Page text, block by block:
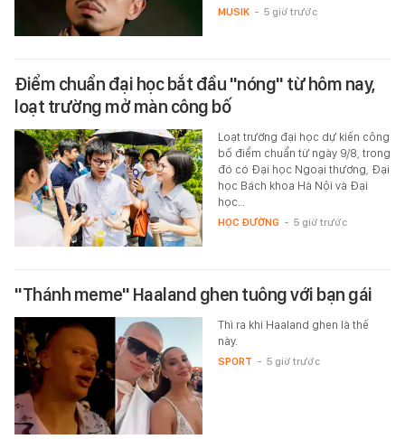
MUSIK - 5 giờ trước
Điểm chuẩn đại học bắt đầu "nóng" từ hôm nay,
loạt trường mở màn công bố
Loạt trường đại học dự kiến công
bố điểm chuẩn từ ngày 9/8, trong
đó có Đại học Ngoại thương, Đại
học Bách khoa Hà Nội và Đại
học…
HỌC ĐƯỜNG - 5 giờ trước
"Thánh meme" Haaland ghen tuông với bạn gái
Thì ra khi Haaland ghen là thế
này.
SPORT - 5 giờ trước